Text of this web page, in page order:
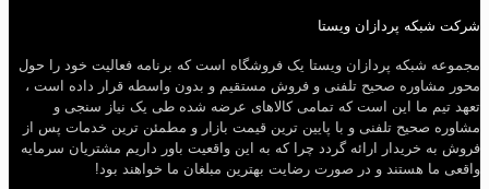
شرکت شبکه پردازان ویستا
مجموعه شبکه پردازان ویستا یک فروشگاه است که برنامه فعالیت خود را حول
محور مشاوره صحیح تلفنی و فروش مستقیم و بدون واسطه قرار داده است ،
تعهد تیم ما این است که تمامی کالاهای عرضه شده طی یک نیاز سنجی و
مشاوره صحیح تلفنی و با پایین ترین قیمت بازار و مطمئن ترین خدمات پس از
فروش به خریدار ارائه گردد چرا که به این واقعیت باور داریم مشتریان سرمایه
واقعی ما هستند و در صورت رضایت بهترین مبلغان ما خواهند بود!